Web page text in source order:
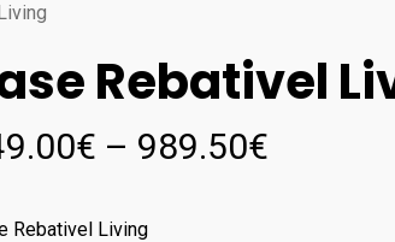
Rebativel
€ – 989.50€
Rebativel Living